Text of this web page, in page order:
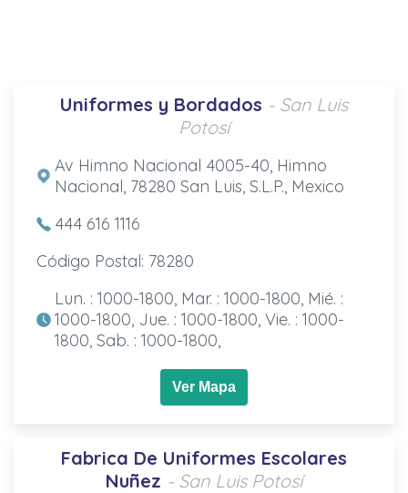
Uniformes y Bordados - San Luis
Potosí
Av Himno Nacional 4005-40, Himno
Nacional, 78280 San Luis, S.L.P., Mexico
444 616 1116
Código Postal: 78280
Lun. : 1000-1800, Mar. : 1000-1800, Mié. :
1000-1800, Jue. : 1000-1800, Vie. : 1000-
1800, Sab. : 1000-1800,
Ver Mapa
Fabrica De Uniformes Escolares
Nuñez - San Luis Potosí